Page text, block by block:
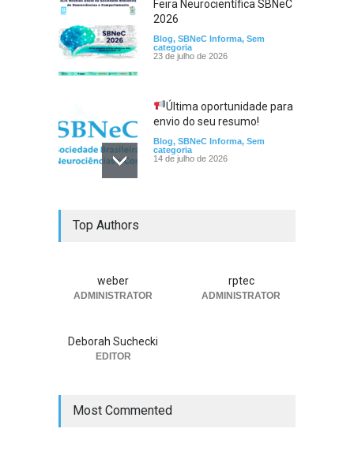
Feira Neurocientífica SBNeC
2026
Blog, SBNeC Informa, Sem
categoria
23 de julho de 2026
Última oportunidade para
envio do seu resumo!
Blog, SBNeC Informa, Sem
categoria
14 de julho de 2026
Blog
Top Authors
weber
ADMINISTRATOR
rptec
ADMINISTRATOR
Deborah Suchecki
EDITOR
Most Commented